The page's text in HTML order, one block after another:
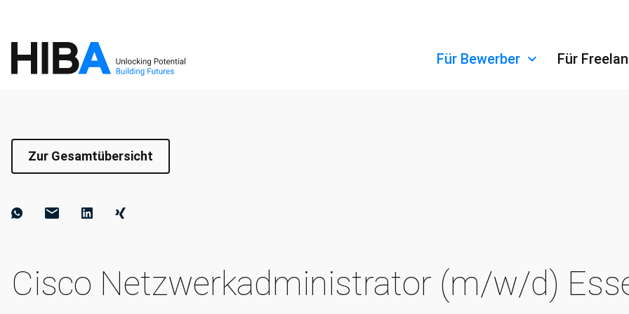
Für Bewerber
Für
Zur Gesamtübersicht
Cisco Netzwerkadministrator (m/w/d)